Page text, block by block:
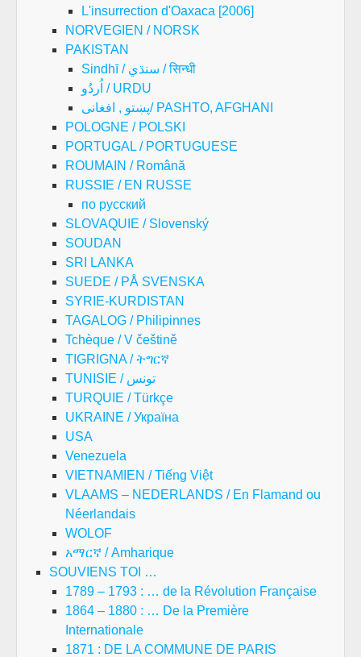
L'insurrection d'Oaxaca [2006]
NORVEGIEN / NORSK
PAKISTAN
Sindhī / سنڌي / सिन्धी
اُردُو / URDU
پښتو , افغانی/ PASHTO, AFGHANI
POLOGNE / POLSKI
PORTUGAL / PORTUGUESE
ROUMAIN / Română
RUSSIE / EN RUSSE
по русский
SLOVAQUIE / Slovenský
SOUDAN
SRI LANKA
SUEDE / PÅ SVENSKA
SYRIE-KURDISTAN
TAGALOG / Philipinnes
Tchèque / V češtině
TIGRIGNA / ትግርኛ
TUNISIE / تونس
TURQUIE / Türkçe
UKRAINE / Україна
USA
Venezuela
VIETNAMIEN / Tiếng Việt
VLAAMS – NEDERLANDS / En Flamand ou
Néerlandais
WOLOF
አማርኛ / Amharique
SOUVIENS TOI …
1789 – 1793 : … de la Révolution Française
1864 – 1880 : … De la Première
Internationale
1871 : DE LA COMMUNE DE PARIS